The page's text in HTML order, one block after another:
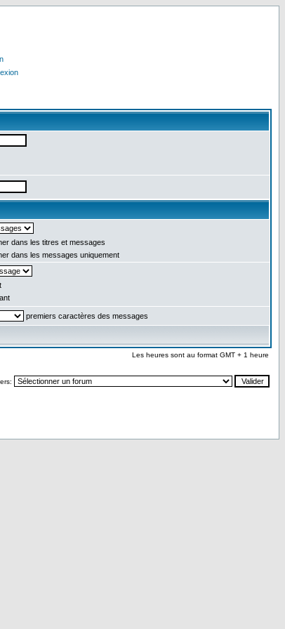
dans les titres et messages
dans les messages uniquement
premiers caractères des messages
Les heures sont au format GMT + 1 heure